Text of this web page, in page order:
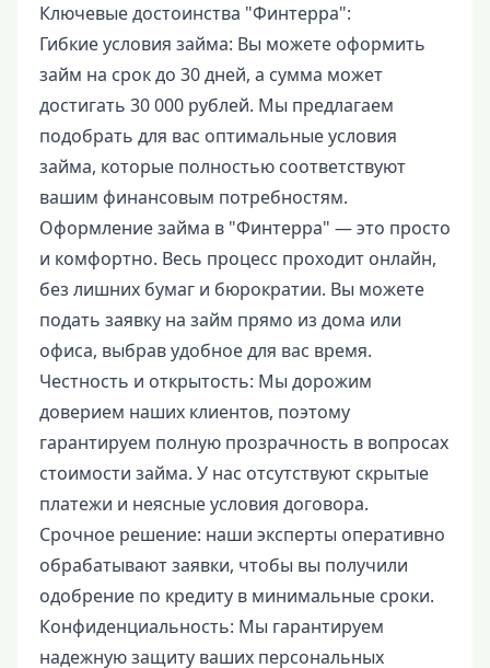
Ключевые достоинства "Финтерра":
Гибкие условия займа: Вы можете оформить
займ на срок до 30 дней, а сумма может
достигать 30 000 рублей. Мы предлагаем
подобрать для вас оптимальные условия
займа, которые полностью соответствуют
вашим финансовым потребностям.
Оформление займа в "Финтерра" — это просто
и комфортно. Весь процесс проходит онлайн,
без лишних бумаг и бюрократии. Вы можете
подать заявку на займ прямо из дома или
офиса, выбрав удобное для вас время.
Честность и открытость: Мы дорожим
доверием наших клиентов, поэтому
гарантируем полную прозрачность в вопросах
стоимости займа. У нас отсутствуют скрытые
платежи и неясные условия договора.
Срочное решение: наши эксперты оперативно
обрабатывают заявки, чтобы вы получили
одобрение по кредиту в минимальные сроки.
Конфиденциальность: Мы гарантируем
надежную защиту ваших персональных